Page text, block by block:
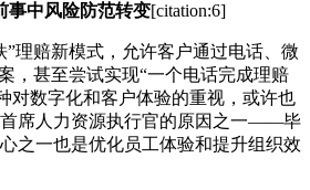
事中风险防范转变[citation:6]
”理赔新模式，允许客户通过电话、微
，甚至尝试实现“一个电话完成理赔
对数字化和客户体验的重视，或许也
席人力资源执行官的原因之一——毕
之一也是优化员工体验和提升组织效